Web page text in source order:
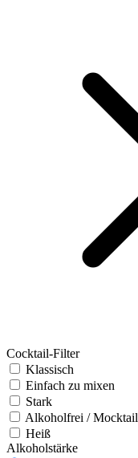
Cocktail-Filter
Klassisch
Einfach zu mixen
Stark
Alkoholfrei / Mocktail
Heiß
Alkoholstärke